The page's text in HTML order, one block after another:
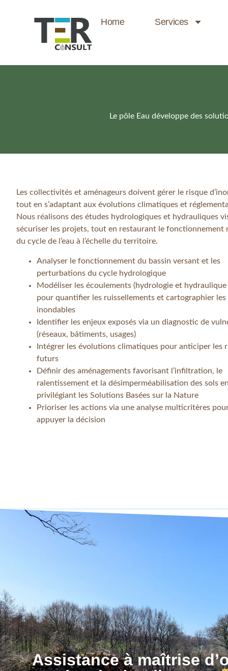
Home Services
Le pôle Eau développe des
Les collectivités et aménageurs doivent gérer le risque
tout en s’adaptant aux évolutions climatiques et
Nous réalisons des études hydrologiques et hydrauliques
sécuriser les projets, tout en restaurant le fonctionnement
du cycle de l’eau à l’échelle du territoire.
Analyser le fonctionnement du bassin versant et les
perturbations du cycle hydrologique
Modéliser les écoulements (hydrologie et
pour quantifier les ruissellements et cartographier les
inondables
Identifier les enjeux exposés via un diagnostic de
(réseaux, bâtiments, usages)
Intégrer les évolutions climatiques pour anticiper les
futurs
Définir des aménagements favorisant l’infiltration, le
ralentissement et la désimperméabilisation des sols en
privilégiant les Solutions Basées sur la Nature
Prioriser les actions via une analyse multicritères
appuyer la décision
Assistance à maîtrise
En savoir